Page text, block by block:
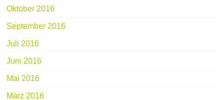
Oktober 2016
September 2016
Juli 2016
Juni 2016
Mai 2016
März 2016